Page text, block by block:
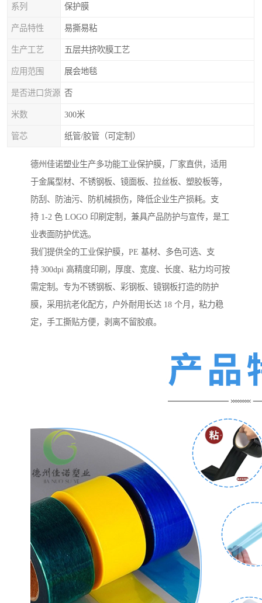
系列 保护膜
产品特性 易撕易粘
生产工艺 五层共挤吹膜工艺
应用范围 展会地毯
是否进口货源 否
米数 300米
管芯 纸管/胶管（可定制）
德州佳诺塑业生产多功能工业保护膜，厂家直供，适用
于金属型材、不锈钢板、镜面板、拉丝板、塑胶板等，
防刮、防油污、防机械损伤，降低企业生产损耗。支
持 1-2 色 LOGO 印刷定制，兼具产品防护与宣传，是工
业表面防护优选。
我们提供全的工业保护膜，PE 基材、多色可选、支
持 300dpi 高精度印刷，厚度、宽度、长度、粘力均可按
需定制。专为不锈钢板、彩钢板、镜钢板打造的防护
膜，采用抗老化配方，户外耐用长达 18 个月，粘力稳
定，手工撕贴方便，剥离不留胶痕。